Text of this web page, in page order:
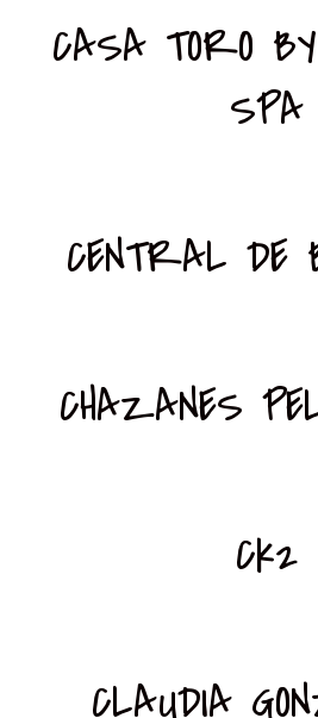
CASA TORO
SPA
CENTRAL DE
CHAZANES
Ck2
CLAUDIA